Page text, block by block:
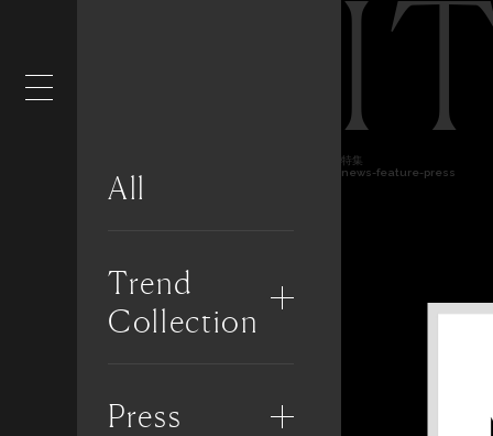
All
Trend
Collection
Press
特集
news-feature-press